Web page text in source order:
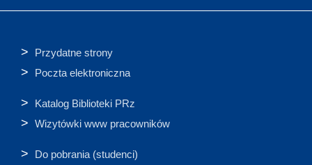
Przydatne strony
Poczta elektroniczna
Katalog Biblioteki PRz
Wizytówki www pracowników
Do pobrania (studenci)